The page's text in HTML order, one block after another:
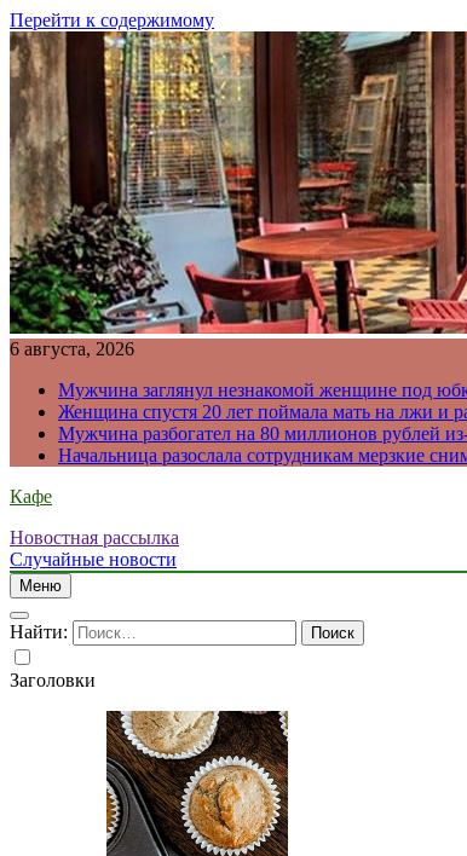
Перейти к содержимому
6 августа, 2026
Мужчина заглянул незнакомой женщине под
Женщина спустя 20 лет поймала мать на лжи и
Мужчина разбогател на 80 миллионов рублей
Начальница разослала сотрудникам мерзкие
Кафе
Новостная рассылка
Случайные новости
Меню
Найти:
Заголовки